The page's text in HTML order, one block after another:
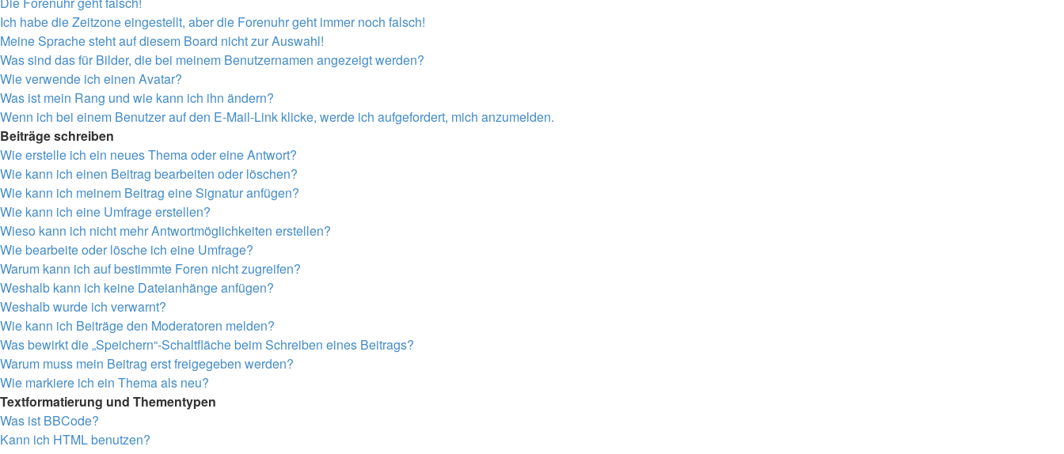
Ich habe die Zeitzone eingestellt, aber die Forenuhr geht immer noch falsch!
Meine Sprache steht auf diesem Board nicht zur Auswahl!
Was sind das für Bilder, die bei meinem Benutzernamen angezeigt werden?
Wie verwende ich einen Avatar?
Was ist mein Rang und wie kann ich ihn ändern?
Wenn ich bei einem Benutzer auf den E-Mail-Link klicke, werde ich aufgefordert, mich anzumelden.
Beiträge schreiben
Wie erstelle ich ein neues Thema oder eine Antwort?
Wie kann ich einen Beitrag bearbeiten oder löschen?
Wie kann ich meinem Beitrag eine Signatur anfügen?
Wie kann ich eine Umfrage erstellen?
Wieso kann ich nicht mehr Antwortmöglichkeiten erstellen?
Wie bearbeite oder lösche ich eine Umfrage?
Warum kann ich auf bestimmte Foren nicht zugreifen?
Weshalb kann ich keine Dateianhänge anfügen?
Weshalb wurde ich verwarnt?
Wie kann ich Beiträge den Moderatoren melden?
Was bewirkt die „Speichern“-Schaltfläche beim Schreiben eines Beitrags?
Warum muss mein Beitrag erst freigegeben werden?
Wie markiere ich ein Thema als neu?
Textformatierung und Thementypen
Was ist BBCode?
Kann ich HTML benutzen?